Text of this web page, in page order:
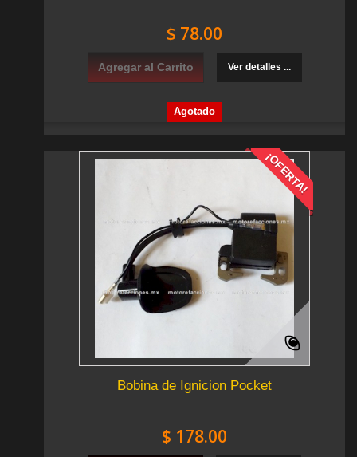
$ 78.00
Agregar al Carrito Ver detalles ...
Agotado
¡OFERTA!
Bobina de Ignicion Pocket
$ 178.00